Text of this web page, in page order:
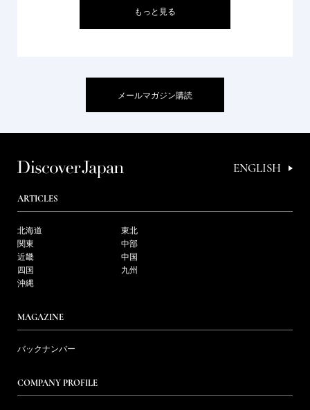
もっと見る
メールマガジン購読
ENGLISH
ARTICLES
北海道
東北
関東
中部
近畿
中国
四国
九州
沖縄
MAGAZINE
バックナンバー
COMPANY PROFILE